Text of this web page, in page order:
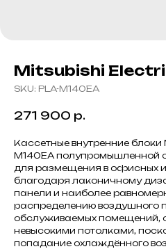
Mitsubishi
SKU: PLA-M140EA
271 900 р.
Кассетные внутренние
M140EA полупромышленной
для размещения в офисных
благодаря лаконичному
панели и наиболее
распределению воздушного
обслуживаемых помещений,
невысокими потолками,
попадание охлаждённого